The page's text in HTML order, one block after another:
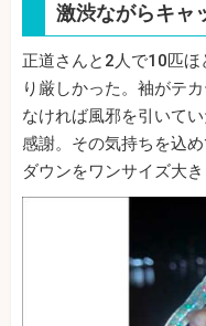
激渋ながらキャ
正道さんと2人で10匹
り厳しかった。袖がテ
なければ風邪を引いて
感謝。その気持ちを込
ダウンをワンサイズ大き